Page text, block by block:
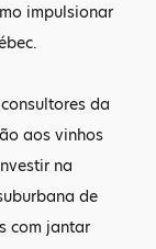
impulsionar
da
aos vinhos
na
de
com jantar